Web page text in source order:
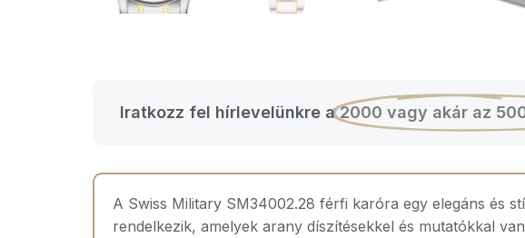
Iratkozz fel hírlevelünkre a2000 vagy akár az
A Swiss Military SM34002.28 férfi karóra egy elegáns és
rendelkezik, amelyek arany díszítésekkel és mutatókkal